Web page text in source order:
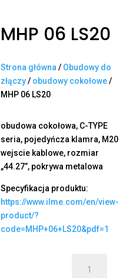
MHP 06 LS20
Strona główna / Obudowy do
złączy/ obudowy cokołowe/
MHP 06 LS20
obudowa cokołowa, C-TYPE
seria, pojedyńcza klamra, M20
wejscie kablowe, rozmiar
„44.27”, pokrywa metalowa
Specyfikacja produktu:
https://www.ilme.com/en/view-
product/?
code=MHP+06+LS20&pdf=1